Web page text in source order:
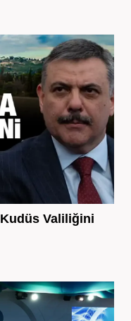
Valiliğini